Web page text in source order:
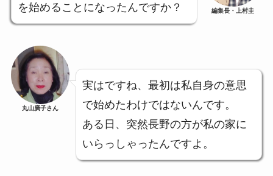
を始めることになったんですか？
編集長・上村圭
丸山廣子さん
実はですね、最初は私自身の意思
で始めたわけではないんです。
ある日、突然長野の方が私の家に
いらっしゃったんですよ。